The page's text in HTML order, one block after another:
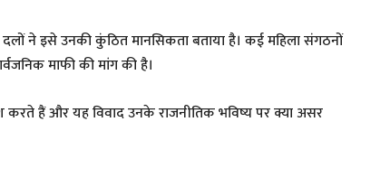
दलों ने इसे उनकी कुंठित मानसिकता बताया है। कई महिला संगठनों
माफी की मांग की है।
हैं और यह विवाद उनके राजनीतिक भविष्य पर क्या असर